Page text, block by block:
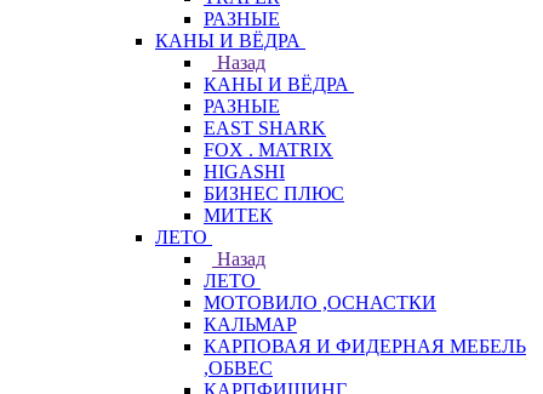
РАЗНЫЕ
КАНЫ И ВЁДРА
Назад
КАНЫ И ВЁДРА
РАЗНЫЕ
EAST SHARK
FOX . MATRIX
HIGASHI
БИЗНЕС ПЛЮС
МИТЕК
ЛЕТО
Назад
ЛЕТО
МОТОВИЛО ,ОСНАСТКИ
КАЛЬМАР
КАРПОВАЯ И ФИДЕРНАЯ МЕБЕЛЬ
,ОБВЕС
КАРПФИШИНГ